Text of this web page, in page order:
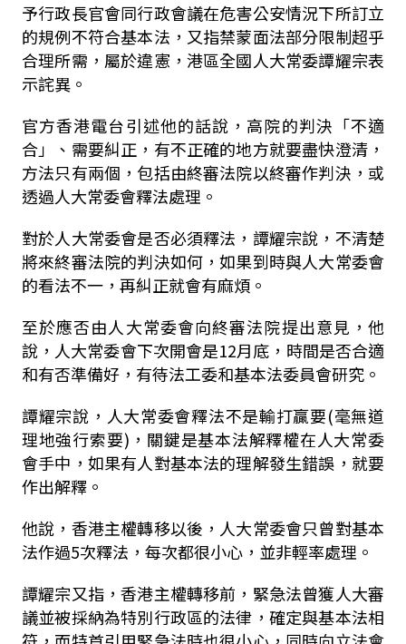
予行政長官會同行政會議在危害公安情況下所訂立
的規例不符合基本法，又指禁蒙面法部分限制超乎
合理所需，屬於違憲，港區全國人大常委譚耀宗表
示詫異。
官方香港電台引述他的話說，高院的判決「不適
合」、需要糾正，有不正確的地方就要盡快澄清，
方法只有兩個，包括由終審法院以終審作判決，或
透過人大常委會釋法處理。
對於人大常委會是否必須釋法，譚耀宗說，不清楚
將來終審法院的判決如何，如果到時與人大常委會
的看法不一，再糾正就會有麻煩。
至於應否由人大常委會向終審法院提出意見，他
說，人大常委會下次開會是12月底，時間是否合適
和有否準備好，有待法工委和基本法委員會研究。
譚耀宗說，人大常委會釋法不是輸打贏要(毫無道
理地強行索要)，關鍵是基本法解釋權在人大常委
會手中，如果有人對基本法的理解發生錯誤，就要
作出解釋。
他說，香港主權轉移以後，人大常委會只曾對基本
法作過5次釋法，每次都很小心，並非輕率處理。
譚耀宗又指，香港主權轉移前，緊急法曾獲人大審
議並被採納為特別行政區的法律，確定與基本法相